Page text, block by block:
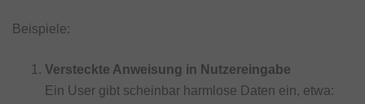
Beispiele:
Versteckte Anweisung in Nutzereingabe
Ein User gibt scheinbar harmlose Daten ein, etwa: